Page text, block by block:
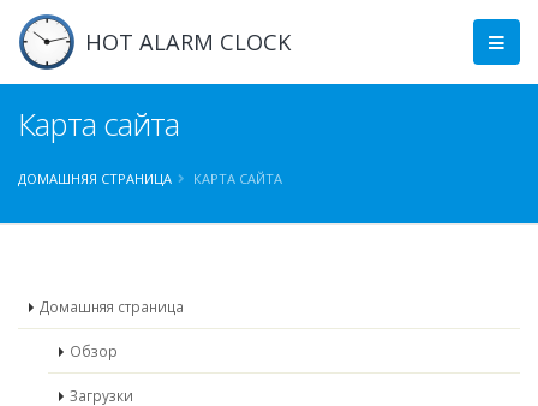
HOT ALARM CLOCK
Карта сайта
ДОМАШНЯЯ СТРАНИЦА КАРТА САЙТА
Домашняя страница
Обзор
Загрузки